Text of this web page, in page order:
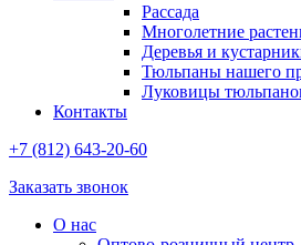
Рассада
Многолетние
Деревья и
Тюльпаны нашего
Луковицы
Контакты
+7 (812) 643-20-60
Заказать звонок
О нас